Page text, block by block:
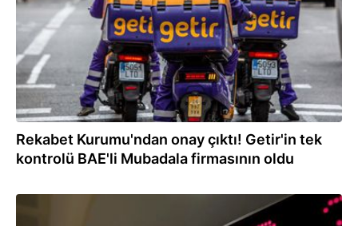
Rekabet Kurumu'ndan onay çıktı! Getir'in tek
kontrolü BAE'li Mubadala firmasının oldu